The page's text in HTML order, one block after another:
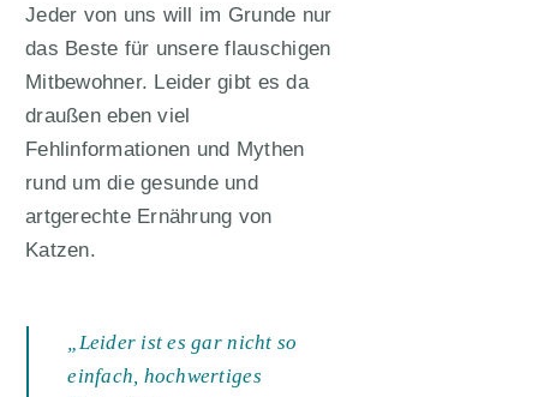
Jeder von uns will im Grunde nur
das Beste für unsere flauschigen
Mitbewohner. Leider gibt es da
draußen eben viel
Fehlinformationen und Mythen
rund um die gesunde und
artgerechte Ernährung von
Katzen.
„Leider ist es gar nicht so
einfach, hochwertiges